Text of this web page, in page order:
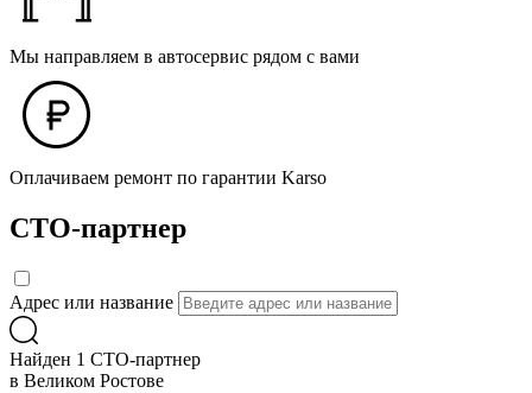
Мы направляем в автосервис рядом с вами
Оплачиваем ремонт по гарантии Karso
СТО-партнер
Адрес или название
Найден 1 СТО-партнер
в Великом Ростове